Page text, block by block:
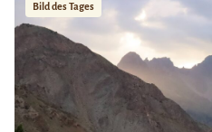
Bild des Tages